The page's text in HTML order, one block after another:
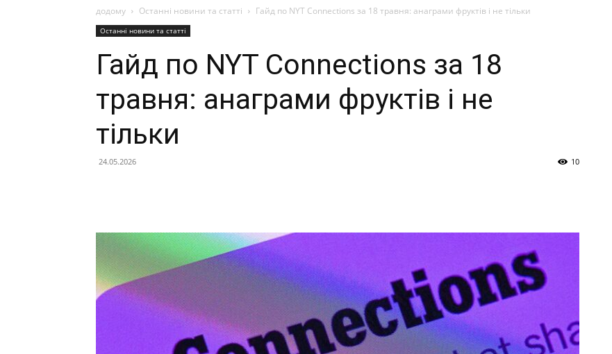
додому Останні новини та статті Гайд по NYT Connections за 18 травня: анаграми фруктів і не тільки
Останні новини та статті
Гайд по NYT Connections за 18
травня: анаграми фруктів і не
тільки
24.05.2026 10